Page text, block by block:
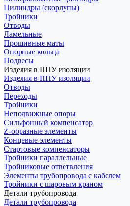
Цилиндры (скорлупы)
Тройники
Отводы
Ламельные
Прошивные маты
Опорные кольца
Подвесы
Изделия в ППУ изоляции
Изделия в ППУ изоляции
Отводы
Переходы
Тройники
Неподвижные опоры
Cильфонный компенсатор
Z-образные элементы
Концевые элементы
Стартовые компенсаторы
Тройники параллельные
Тройниковые ответвления
Элементы трубопровода с кабелем
Тройники с шаровым краном
Детали трубопровода
Детали трубопровода